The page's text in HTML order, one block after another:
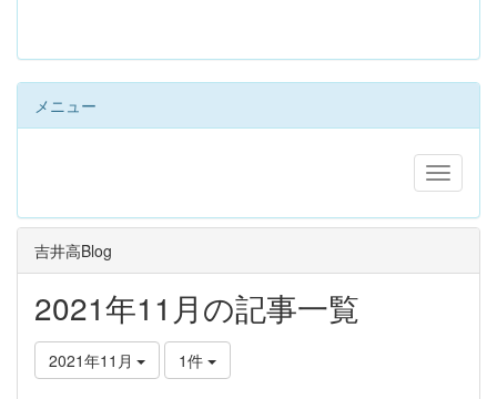
メニュー
吉井高Blog
2021年11月の記事一覧
2021年11月 1件